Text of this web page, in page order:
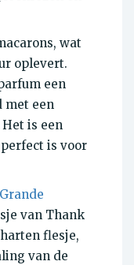
wat
oplevert.
een
met een
is een
is voor
van Thank
flesje,
van de